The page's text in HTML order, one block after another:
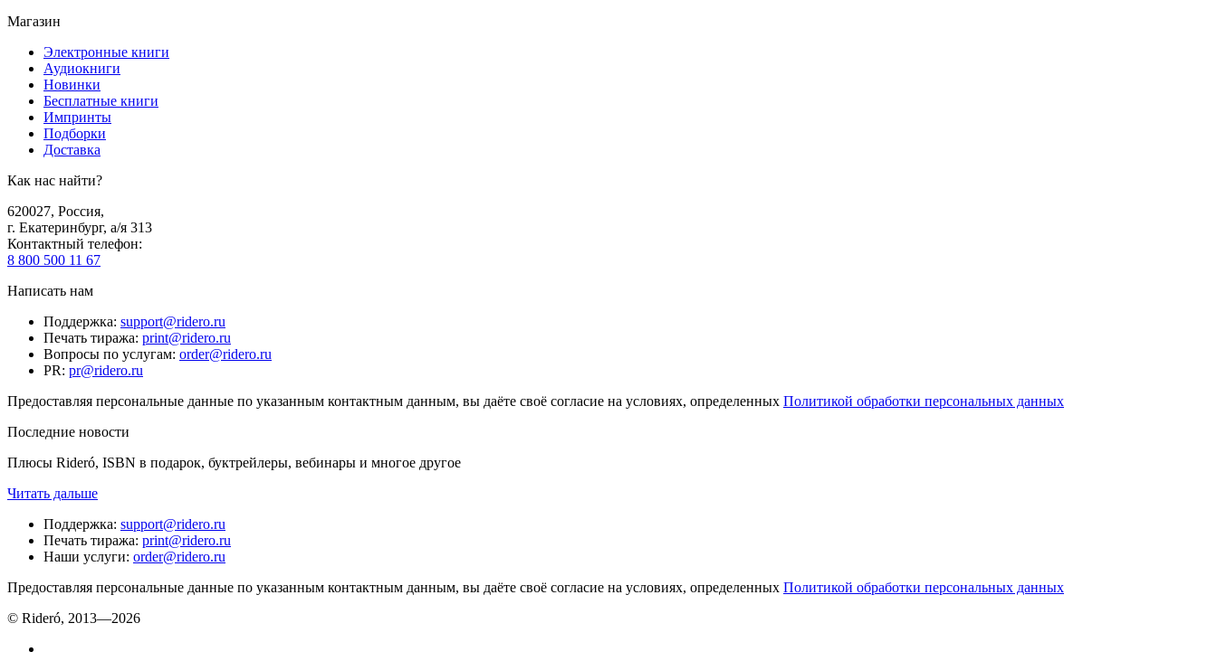
Магазин
Электронные книги
Аудиокниги
Новинки
Бесплатные книги
Импринты
Подборки
Доставка
Как нас найти?
620027, Россия,
г. Екатеринбург, а/я 313
Контактный телефон:
8 800 500 11 67
Написать нам
Поддержка: support@ridero.ru
Печать тиража: print@ridero.ru
Вопросы по услугам: order@ridero.ru
PR: pr@ridero.ru
Предоставляя персональные данные по указанным контактным данным, вы даёте своё согласие на условиях, определенных Политикой обработки персональных данных
Последние новости
Плюсы Rideró, ISBN в подарок, буктрейлеры, вебинары и многое другое
Читать дальше
Поддержка: support@ridero.ru
Печать тиража: print@ridero.ru
Наши услуги: order@ridero.ru
Предоставляя персональные данные по указанным контактным данным, вы даёте своё согласие на условиях, определенных Политикой обработки персональных данных
© Rideró, 2013—2026